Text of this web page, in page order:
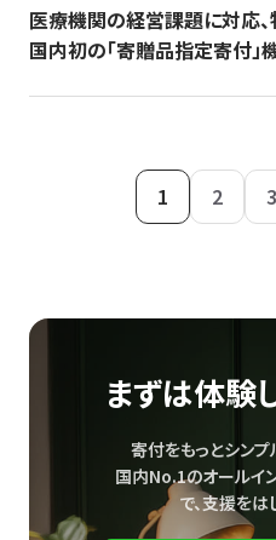
医療機関の経営課題に対応
国内初の「寄贈品指定寄付」
1 2 3
まずは体験
寄付をもっとシンプ
国内No.1のオールイ
で、支援をは